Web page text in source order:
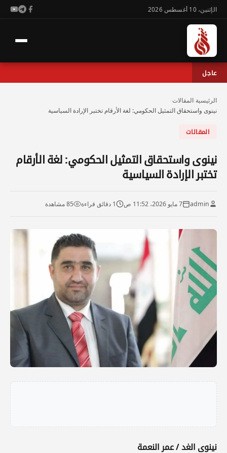
الإثنين، 10 أغسطس 2026
عاجل
الرئيسية المقالات
نينوى واستحقاق التمثيل الحكومي: لغة الأرقام تختبر الإرادة السياسية
المقالات
نينوى واستحقاق التمثيل الحكومي: لغة الأرقام
تختبر الإرادة السياسية
admin 7 مايو 2026، 11:52 ص 1 دقائق قراءة 85 مشاهدة
نينوى الغد / عمر النعمة